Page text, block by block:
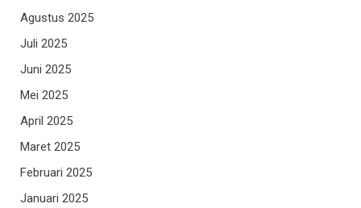
Agustus 2025
Juli 2025
Juni 2025
Mei 2025
April 2025
Maret 2025
Februari 2025
Januari 2025